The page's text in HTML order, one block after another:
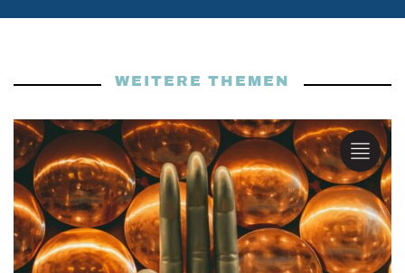
WEITERE THEMEN